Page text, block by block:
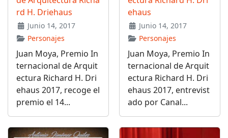
rd H. Driehaus
Junio 14, 2017
Personajes
Juan Moya, Premio In
ternacional de Arquit
ectura Richard H. Dri
ehaus 2017, recoge el
premio el 14...
ehaus
Junio 14, 2017
Personajes
Juan Moya, Premio In
ternacional de Arquit
ectura Richard H. Dri
ehaus 2017, entrevist
ado por Canal...